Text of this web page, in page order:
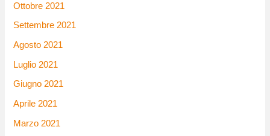
Ottobre 2021
Settembre 2021
Agosto 2021
Luglio 2021
Giugno 2021
Aprile 2021
Marzo 2021